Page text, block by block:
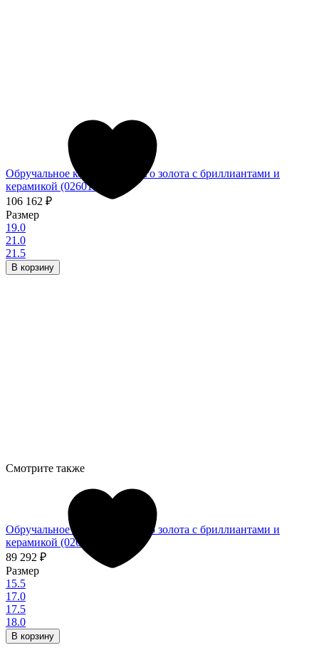
Обручальное кольцо из белого золота с бриллиантами и
керамикой (026013)
106 162 ₽
Размер
19.0
21.0
21.5
В корзину
Обручальное кольцо из белого золота с бриллиантами и
керамикой (026014)
89 292 ₽
Размер
15.5
17.0
17.5
18.0
В корзину
Смотрите также